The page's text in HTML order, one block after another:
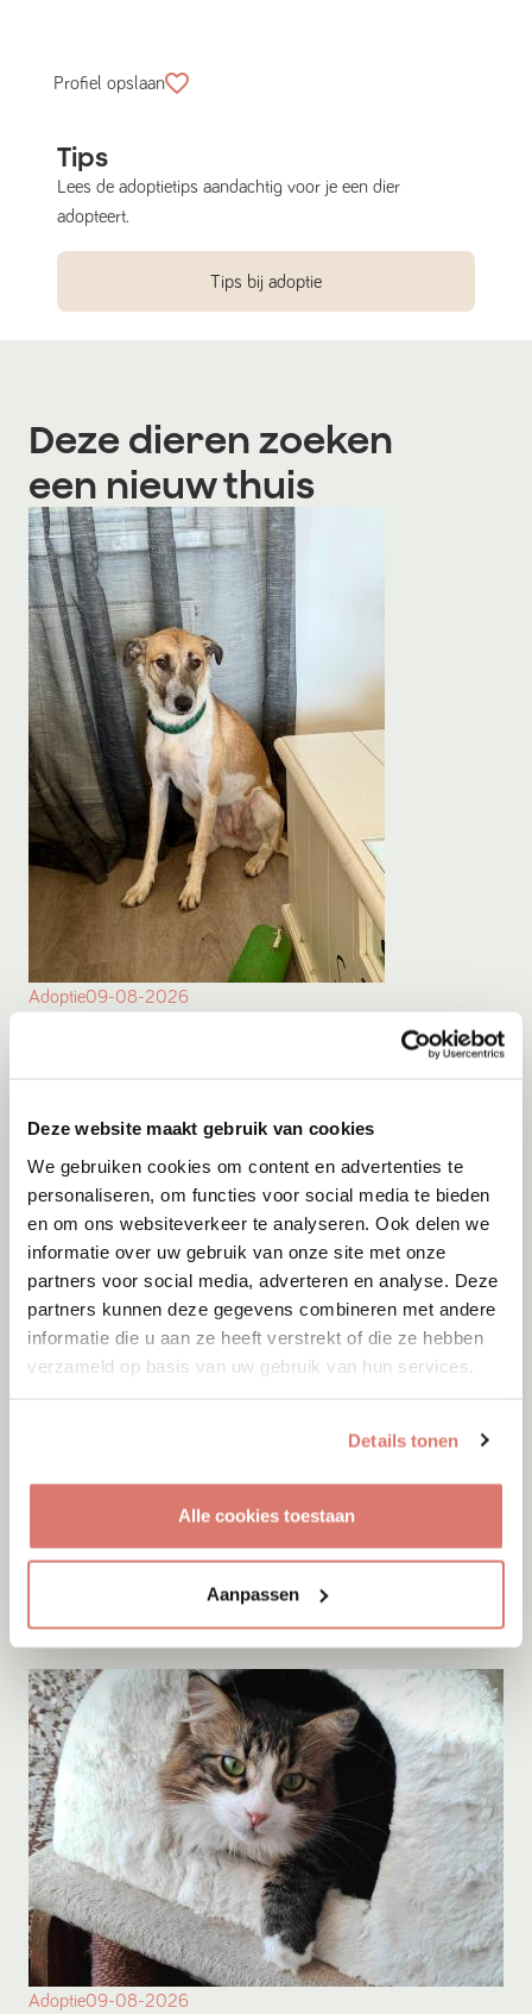
Deze website maakt gebruik van cookies
We gebruiken cookies om content en advertenties te
personaliseren, om functies voor social media te bieden
en om ons websiteverkeer te analyseren. Ook delen we
informatie over uw gebruik van onze site met onze
partners voor social media, adverteren en analyse. Deze
partners kunnen deze gegevens combineren met andere
informatie die u aan ze heeft verstrekt of die ze hebben
verzameld op basis van uw gebruik van hun services.
Details tonen
Alle cookies toestaan
Aanpassen
Profiel opslaan
Tips
Lees de adoptietips aandachtig voor je een dier
adopteert.
Tips bij adoptie
Deze dieren zoeken
een nieuw thuis
Adoptie09-08-2026
Tjibbe
Adoptie09-08-2026